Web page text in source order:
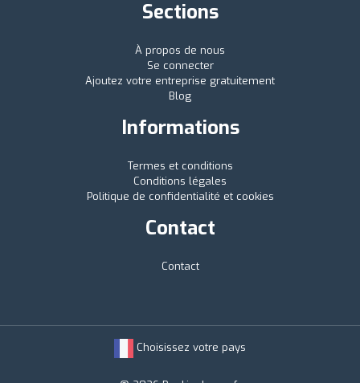
Sections
À propos de nous
Se connecter
Ajoutez votre entreprise gratuitement
Blog
Informations
Termes et conditions
Conditions légales
Politique de confidentialité et cookies
Contact
Contact
Choisissez votre pays